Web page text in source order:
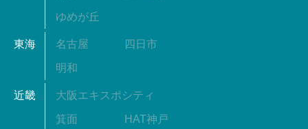
ゆめが丘
東海 名古屋 四日市
明和
近畿 大阪エキスポシティ
箕面 HAT神戸